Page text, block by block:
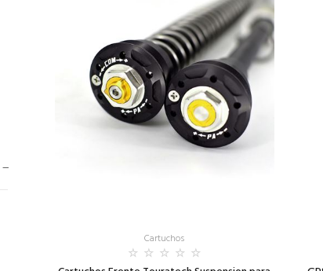
Cartuchos